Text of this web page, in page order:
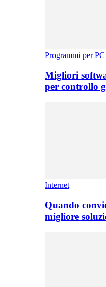
Programmi per PC
Migliori
per controllo
Internet
Quando
migliore